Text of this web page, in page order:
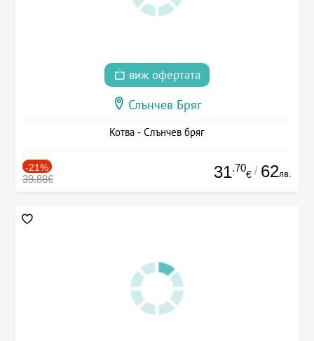
виж офертата
Слънчев Бряг
Котва - Слънчев бряг
-21%
39.88€ 31.70
€ / 62лв.